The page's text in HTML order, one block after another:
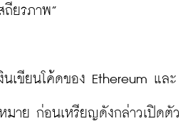
ถียรภาพ”
เขียนโค้ดของ Ethereum และ
มาย ก่อนเหรียญดังกล่าวเปิดตัว